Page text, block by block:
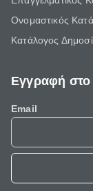
Ονομαστικός
Κατάλογος
Εγγραφή
Email